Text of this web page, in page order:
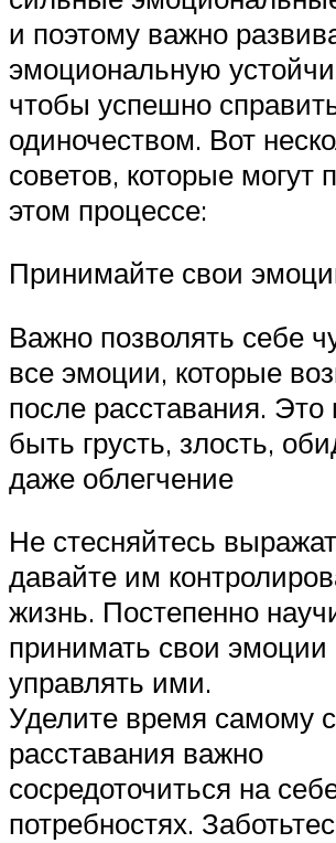
и поэтому важно
эмоциональную
чтобы успешно
одиночеством. Вот
советов, которые могут
этом процессе:
Принимайте свои
Важно позволять себе
все эмоции, которые
после расставания. Это
быть грусть, злость,
даже облегчение
Не стесняйтесь
давайте им
жизнь. Постепенно
принимать свои эмоции
управлять ими.
Уделите время самому
расставания важно
сосредоточиться на
потребностях.